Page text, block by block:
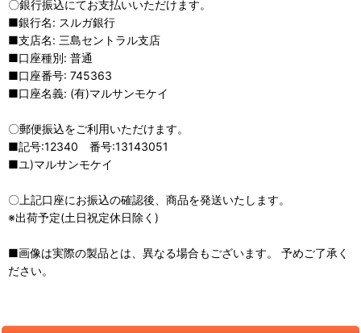
〇銀行振込にてお支払いいただけます。
■銀行名: スルガ銀行
■支店名: 三島セントラル支店
■口座種別: 普通
■口座番号: 745363
■口座名義: (有)マルサンモケイ
〇郵便振込をご利用いただけます。
■記号:12340 番号:13143051
■ユ)マルサンモケイ
〇上記口座にお振込の確認後、商品を発送いたします。
※出荷予定(土日祝定休日除く)
■画像は実際の製品とは、異なる場合もございます。 予めご了承く
ださい。